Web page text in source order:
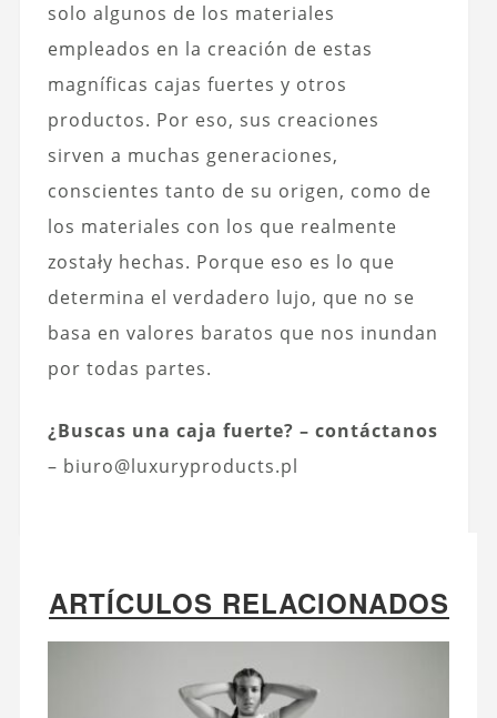
solo algunos de los materiales
empleados en la creación de estas
magníficas cajas fuertes y otros
productos. Por eso, sus creaciones
sirven a muchas generaciones,
conscientes tanto de su origen, como de
los materiales con los que realmente
zostały hechas. Porque eso es lo que
determina el verdadero lujo, que no se
basa en valores baratos que nos inundan
por todas partes.
¿Buscas una caja fuerte? – contáctanos
– biuro@luxuryproducts.pl
ARTÍCULOS RELACIONADOS